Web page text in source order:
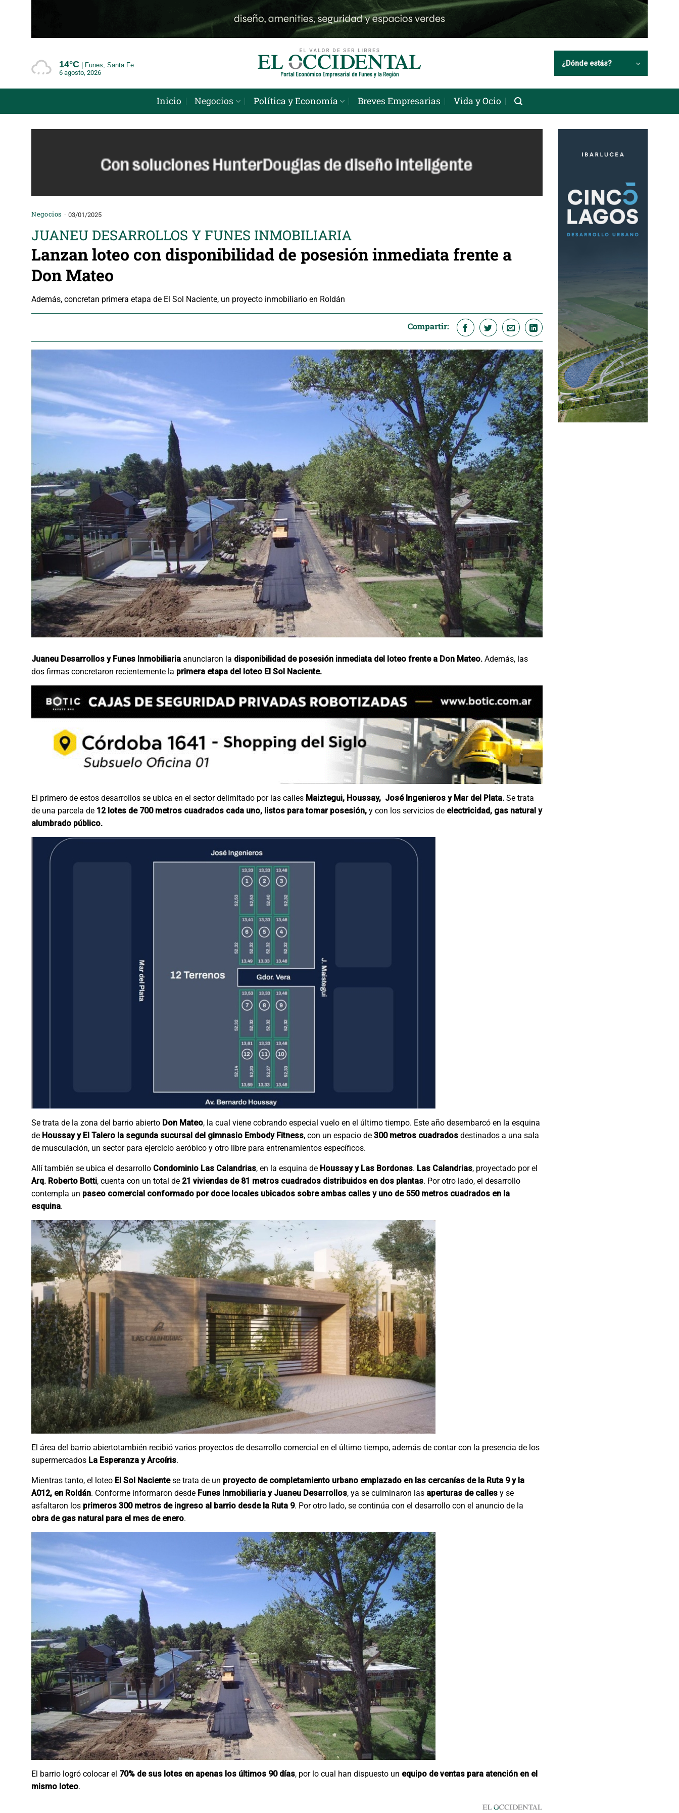
14°C
Funes, Santa Fe
6 agosto, 2026
¿Dónde estás?
Inicio Negocios Política y Economía Breves Empresarias Vida y Ocio
Negocios 03/01/2025
JUANEU DESARROLLOS Y FUNES INMOBILIARIA
Lanzan loteo con disponibilidad de posesión inmediata frente a
Don Mateo
Además, concretan primera etapa de El Sol Naciente, un proyecto inmobiliario en Roldán
Compartir:
Juaneu Desarrollos y Funes Inmobiliaria anunciaron la disponibilidad de posesión inmediata del loteo frente a Don Mateo. Además, las
dos firmas concretaron recientemente la primera etapa del loteo El Sol Naciente.
El primero de estos desarrollos se ubica en el sector delimitado por las calles Maiztegui, Houssay, José Ingenieros y Mar del Plata. Se trata
de una parcela de 12 lotes de 700 metros cuadrados cada uno, listos para tomar posesión, y con los servicios de electricidad, gas natural y
alumbrado público.
Se trata de la zona del barrio abierto Don Mateo, la cual viene cobrando especial vuelo en el último tiempo. Este año desembarcó en la esquina
de Houssay y El Talero la segunda sucursal del gimnasio Embody Fitness, con un espacio de 300 metros cuadrados destinados a una sala
de musculación, un sector para ejercicio aeróbico y otro libre para entrenamientos específicos.
Allí también se ubica el desarrollo Condominio Las Calandrias, en la esquina de Houssay y Las Bordonas. Las Calandrias, proyectado por el
Arq. Roberto Botti, cuenta con un total de 21 viviendas de 81 metros cuadrados distribuidos en dos plantas. Por otro lado, el desarrollo
contempla un paseo comercial conformado por doce locales ubicados sobre ambas calles y uno de 550 metros cuadrados en la
esquina.
El área del barrio abiertotambién recibió varios proyectos de desarrollo comercial en el último tiempo, además de contar con la presencia de los
supermercados La Esperanza y Arcoíris.
Mientras tanto, el loteo El Sol Nacientese trata de un proyecto de completamiento urbano emplazado en las cercanías de la Ruta 9 y la
A012, en Roldán. Conforme informaron desde Funes Inmobiliaria y Juaneu Desarrollos, ya se culminaron las aperturas de calles y se
asfaltaron los primeros 300 metros de ingreso al barrio desde la Ruta 9. Por otro lado, se continúa con el desarrollo con el anuncio de la
obra de gas natural para el mes de enero.
El barrio logró colocar el 70% de sus lotes en apenas los últimos 90 días, por lo cual han dispuesto un equipo de ventas para atención en el
mismo loteo.